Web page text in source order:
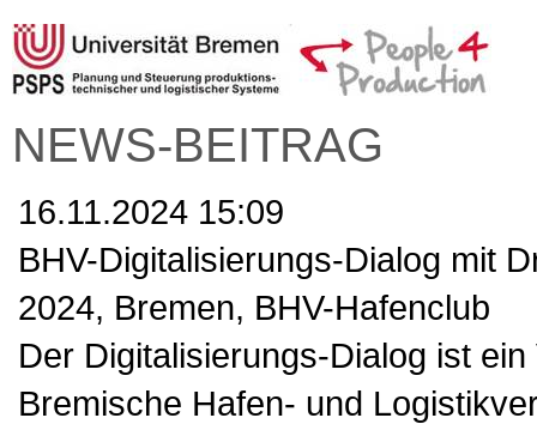
NEWS-BEITRAG
16.11.2024 15:09
BHV-Digitalisierungs-Dialog mit
2024, Bremen, BHV-Hafenclub
Der Digitalisierungs-Dialog ist
Bremische Hafen- und